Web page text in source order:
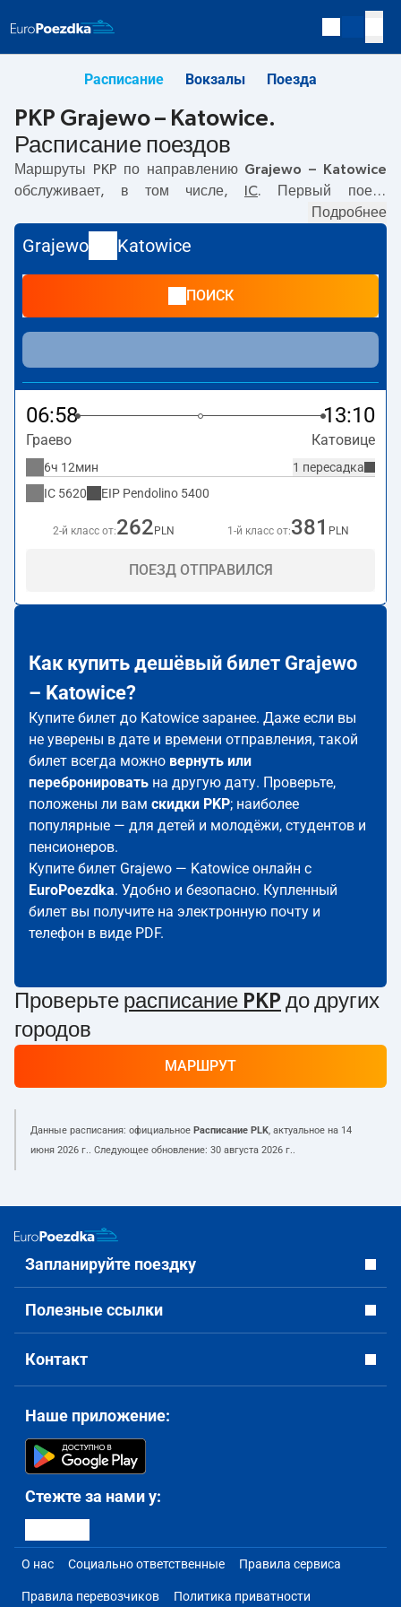
Расписание Вокзалы Поезда
PKP Grajewo – Katowice.
Расписание поездов
Маршруты PKP по направлению Grajewo – Katowice
обслуживает, в том числе,
IC. Первый поезд
с вокзала PKP Grajewo.
Последний поезд до Katowice отправляется в 06:58. В
настоящее время по маршруту
курсируют другие поезда перевозчика PKP Intercity.
Поезд заканчивает маршрут на станции Katowice.
Подробнее
Grajewo Katowice
ПОИСК
06:58 13:10
Граево Катовице
1 пересадка
6ч 12мин
IC 5620 EIP Pendolino 5400
2-й класс от:262 PLN 1-й класс от:381 PLN
ПОЕЗД ОТПРАВИЛСЯ
Как купить дешёвый билет Grajewo
– Katowice?
Купите билет до Katowice заранее. Даже если вы
не уверены в дате и времени отправления, такой
билет всегда можно вернуть или
перебронировать на другую дату. Проверьте,
положены ли вам скидки PKP; наиболее
популярные — для детей и молодёжи, студентов и
пенсионеров.
Купите билет Grajewo — Katowice онлайн с
EuroPoezdka. Удобно и безопасно. Купленный
билет вы получите на электронную почту и
телефон в виде PDF.
Проверьте расписание PKP до других
городов
МАРШРУТ
Данные расписания: официальное Расписание PLK, актуальное на 14
июня 2026 г.. Следующее обновление: 30 августа 2026 г..
Запланируйте поездку
Полезные ссылки
Контакт
Наше приложение:
Стежте за нами у:
О нас Социально ответственные Правила сервиса
Правила перевозчиков Политика приватности